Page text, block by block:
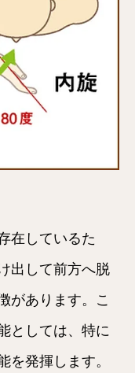
在しているた
出して前方へ脱
があります。こ
としては、特に
を発揮します。